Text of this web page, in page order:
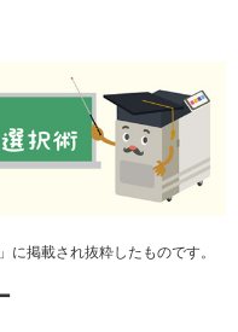
消耗品情報
鹿島アントラーズ応援サ
あゆみ
採用情報
株主・投資家情報
環境への取り組み
掲載され抜粋したものです。